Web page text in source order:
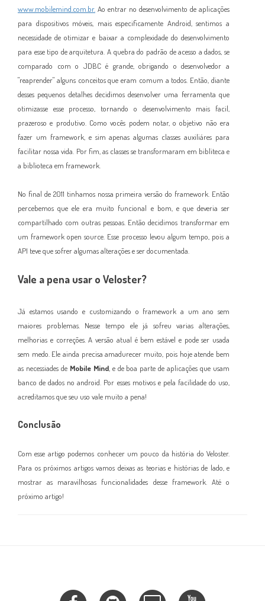
www.mobilemind.com.br. Ao entrar no desenvolvimento de aplicações
para dispositivos móveis, mais especificamente Android, sentimos a
necessidade de otimizare baixar a complexidade do desenvolvimento
para esse tipo de arquitetura. A quebrado padrão de acesso a dados, se
comparado com o JDBC é grande, obrigando o desenvolvedor a
"reaprender" alguns conceitos que eram comum a todos. Então, diante
desses pequenos detalhes decidimos desenvolver uma ferramenta que
otimizasse esse processo, tornando o desenvolvimento mais facil,
prazeroso e produtivo. Como vocês podem notar, o objetivo não era
fazer um framework, e sim apenas algumas classes auxiliáres para
facilitar nossa vida. Por fim, as classes se transformaram em bibliteca e
a biblioteca em framework.
No final de 2011 tinhamos nossa primeira versão do framework . Então
percebemos que ele era muito funcional e bom, e que deveria ser
compartilhado com outras pessoas. Então decidimos transformar em
um framework opensource. Esse processo levou algum tempo, pois a
API teve que sofrer algumas alterações e serdocumentada
Vale a pena usar o Veloster?
Já estamos usando e customizando o framework a um ano sem
maiores problemas. Nesse tempo elejá sofreu varias alterações,
melhorias e correções. A versão atual é bem estável e pode ser usada
sem medo. Ele ainda precisa amadurecer muito, pois hoje atende bem
as necessiades de Mobile Mind, e de boa parte de aplicações que usam
banco de dados no android. Por esses motivos e pela facilidade do uso,
acreditamos que seu uso vale muito a pena!
Conclusão
Com esse artigo podemos conhecer um pouco da história do Veloster.
Para os próximos artigos vamos deixas as teorias e histórias de lado, e
mostrar as maravilhosas funcionalidades desse framework.
Até o
próximo artigo!